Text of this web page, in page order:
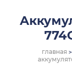
главная